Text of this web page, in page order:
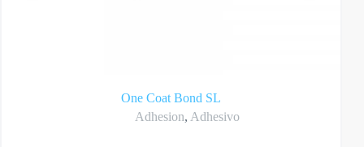
One Coat Bond SL
Adhesion, Adhesivo